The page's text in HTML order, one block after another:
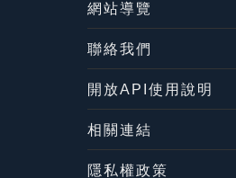
網站導覽
聯絡我們
開放API使用說明
相關連結
隱私權政策